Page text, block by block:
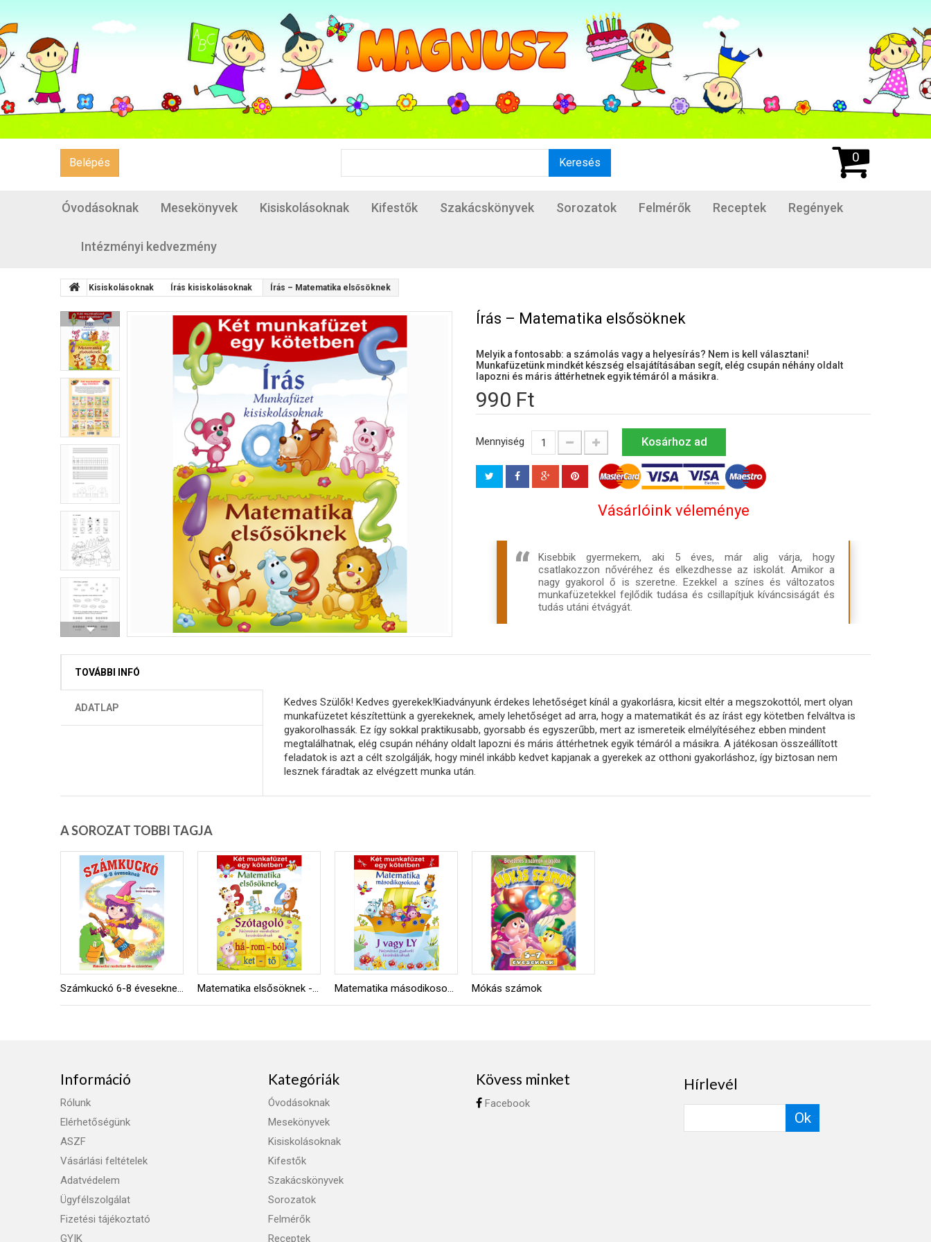
Belépés Keresés 0
Óvodásoknak Mesekönyvek Kisiskolásoknak Kifestők Szakácskönyvek Sorozatok Felmérők Receptek Regények
Intézményi kedvezmény
Kisiskolásoknak Írás kisiskolásoknak Írás – Matematika elsősöknek
Írás – Matematika elsősöknek
Melyik a fontosabb: a számolás vagy a helyesírás? Nem is kell választani!
Munkafüzetünk mindkét készség elsajátításában segít, elég csupán néhány oldalt
lapozni és máris áttérhetnek egyik témáról a másikra.
990 Ft
Mennyiség Kosárhoz ad
Vásárlóink véleménye
Kisebbik gyermekem, aki 5 éves, már alig várja, hogy
csatlakozzon nővéréhez és elkezdhesse az iskolát. Amikor a
nagy gyakorol ő is szeretne. Ezekkel a színes és változatos
munkafüzetekkel fejlődik tudása és csillapítjuk kíváncsiságát és
tudás utáni étvágyát.
TOVÁBBI INFÓ
ADATLAP
Kedves Szülők! Kedves gyerekek!Kiadványunk érdekes lehetőséget kínál a gyakorlásra, kicsit eltér a megszokottól, mert olyan
munkafüzetet készítettünk a gyerekeknek, amely lehetőséget ad arra, hogy a matematikát és az írást egy kötetben felváltva is
gyakorolhassák. Ez így sokkal praktikusabb, gyorsabb és egyszerűbb, mert az ismereteik elmélyítéséhez ebben mindent
megtalálhatnak, elég csupán néhány oldalt lapozni és máris áttérhetnek egyik témáról a másikra. A játékosan összeállított
feladatok is azt a célt szolgálják, hogy minél inkább kedvet kapjanak a gyerekek az otthoni gyakorláshoz, így biztosan nem
lesznek fáradtak az elvégzett munka után.
A SOROZAT TOBBI TAGJA
Számkuckó 6-8 éveseknek 20-as számkör Matematika elsősöknek - Szótagoló Matematika másodikosoknak - J vagy Ly Mókás számok
Információ
Rólunk
Elérhetőségünk
ASZF
Vásárlási feltételek
Adatvédelem
Ügyfélszolgálat
Fizetési tájékoztató
GYIK
Kategóriák
Óvodásoknak
Mesekönyvek
Kisiskolásoknak
Kifestők
Szakácskönyvek
Sorozatok
Felmérők
Receptek
Kövess minket
Facebook
Hírlevél
Ok